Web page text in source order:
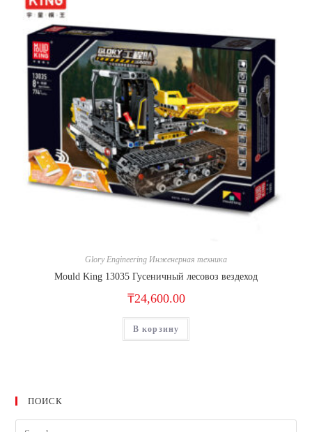
Glory Engineering Инженерная техника
Mould King 13035 Гусеничный лесовоз вездеход
₸24,600.00
В корзину
ПОИСК